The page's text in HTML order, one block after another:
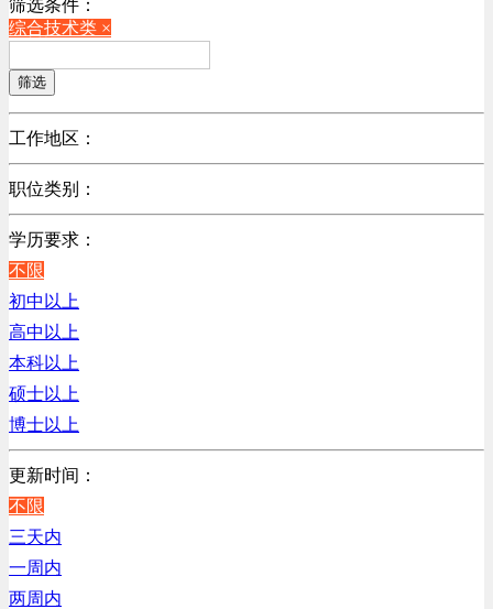
筛选条件：
综合技术类 ×
筛选
工作地区：
不限
北京
广东
江苏
陕西
浙江
辽宁
上海
职位类别：
不限
机械制造/仪器仪表类
计算机硬件类
销售管理类
计算机软件类
贸易/物流/仓储/采购类
客服及凯发娱乐网址的技术支持类
高级管理类
电子/电器/半导体类
电力电气/能源/自动化
程序/语言开发类
行政/后勤/文秘类
销售类
学历要求：
不限
初中以上
高中以上
本科以上
硕士以上
博士以上
更新时间：
不限
三天内
一周内
两周内